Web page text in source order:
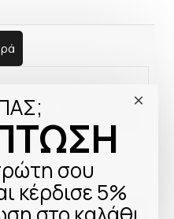
σου
κέρδισε 5%